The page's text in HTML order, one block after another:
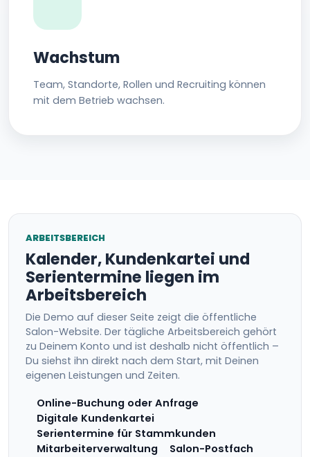
Wachstum
Team, Standorte, Rollen und Recruiting können
mit dem Betrieb wachsen.
ARBEITSBEREICH
Kalender, Kundenkartei und
Serientermine liegen im
Arbeitsbereich
Die Demo auf dieser Seite zeigt die öffentliche
Salon-Website. Der tägliche Arbeitsbereich gehört
zu Deinem Konto und ist deshalb nicht öffentlich –
Du siehst ihn direkt nach dem Start, mit Deinen
eigenen Leistungen und Zeiten.
Online-Buchung oder Anfrage
Digitale Kundenkartei
Serientermine für Stammkunden
Mitarbeiterverwaltung
Salon-Postfach